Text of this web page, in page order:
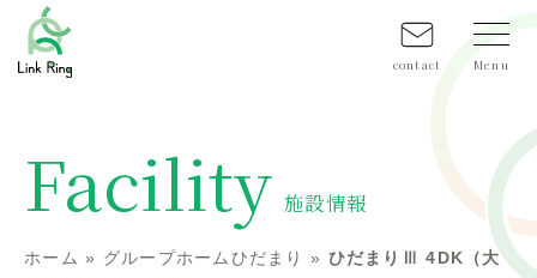
contact
Facility 施設情報
ホーム » グループホームひだまり » ひだまりⅢ 4DK（大